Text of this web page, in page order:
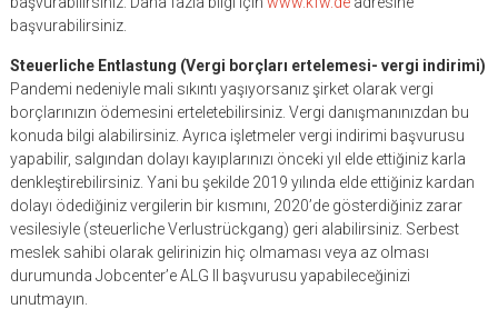
başvurabilirsiniz.
Steuerliche Entlastung (Vergi borçları ertelemesi- vergi indirimi)
Pandemi nedeniyle mali sıkıntı yaşıyorsanız şirket olarak vergi
borçlarınızın ödemesini erteletebilirsiniz. Vergi danışmanınızdan bu
konuda bilgi alabilirsiniz. Ayrıca işletmeler vergi indirimi başvurusu
yapabilir, salgından dolayı kayıplarınızı önceki yıl elde ettiğiniz karla
denkleştirebilirsiniz. Yani bu şekilde 2019 yılında elde ettiğiniz kardan
dolayı ödediğiniz vergilerin bir kısmını, 2020’de gösterdiğiniz zarar
vesilesiyle (steuerliche Verlustrückgang) geri alabilirsiniz. Serbest
meslek sahibi olarak gelirinizin hiç olmaması veya az olması
durumunda Jobcenter’e ALG II başvurusu yapabileceğinizi
unutmayın.